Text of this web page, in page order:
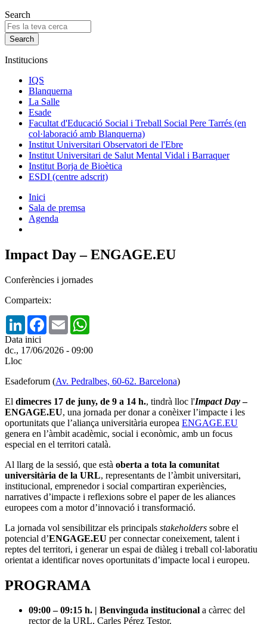
Search
Institucions
IQS
Blanquerna
La Salle
Esade
Facultat d'Educació Social i Treball Social Pere Tarrés (en
col·laboració amb Blanquerna)
Institut Universitari Observatori de l'Ebre
Institut Universitari de Salut Mental Vidal i Barraquer
Institut Borja de Bioètica
ESDI (centre adscrit)
Inici
Sala de premsa
Agenda
Impact Day – ENGAGE.EU
Conferències i jornades
Comparteix:
LinkedInFacebook
Email
Data inici
dc., 17/06/2026 - 09:00
Lloc
Esadeforum (Av. Pedralbes, 60-62. Barcelona)
El dimecres 17 de juny, de 9 a 14 h., tindrà lloc l'Impact Day–
ENGAGE.EU, una jornada per donar a conèixer l’impacte i les
oportunitats que l’aliança universitària europea ENGAGE.EU
genera en l’àmbit acadèmic, social i econòmic, amb un focus
especial en el territori català.
Al llarg de la sessió, que està oberta a tota la comunitat
universitària de la URL, representants de l’àmbit universitari,
institucional, emprenedor i social compartiran experiències,
narratives d’impacte i reflexions sobre el paper de les aliances
europees com a motor d’innovació i transformació.
La jornada vol sensibilitzar els principals stakeholders sobre el
potencial d’ENGAGE.EU per connectar coneixement, talent i
reptes del territori, i generar un espai de diàleg i treball col·laboratiu
orientat a identificar noves oportunitats d’impacte local i europeu.
PROGRAMA
09:00 – 09:15 h. | Benvinguda institucional a càrrec del
rector de la URL, Carles Pérez Testor.